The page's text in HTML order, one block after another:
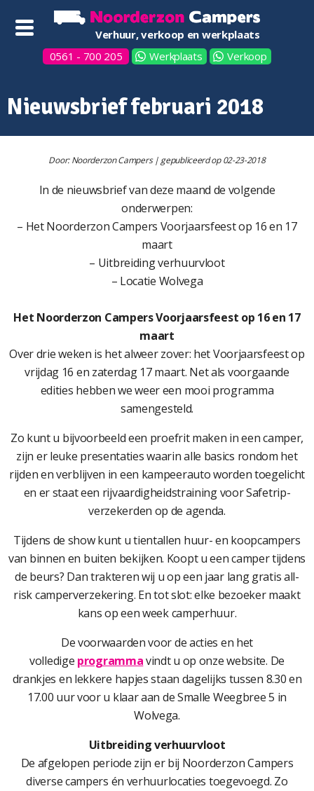
Verhuur, verkoop en werkplaats
0561 - 700 205
Werkplaats Verkoop
Nieuwsbrief februari 2018
Door: Noorderzon Campers | gepubliceerd op 02-23-2018
In de nieuwsbrief van deze maand de volgende
onderwerpen:
– Het Noorderzon Campers Voorjaarsfeest op 16 en 17
maart
– Uitbreiding verhuurvloot
– Locatie Wolvega
Het Noorderzon Campers Voorjaarsfeest op 16 en 17
maart
Over drie weken is het alweer zover: het Voorjaarsfeest op
vrijdag 16 en zaterdag 17 maart. Net als voorgaande
edities hebben we weer een mooi programma
samengesteld.
Zo kunt u bijvoorbeeld een proefrit maken in een camper,
zijn er leuke presentaties waarin alle basics rondom het
rijden en verblijven in een kampeerauto worden toegelicht
en er staat een rijvaardigheidstraining voor Safetrip-
verzekerden op de agenda.
Tijdens de show kunt u tientallen huur- en koopcampers
van binnen en buiten bekijken. Koopt u een camper tijdens
de beurs? Dan trakteren wij u op een jaar lang gratis all-
risk camperverzekering. En tot slot: elke bezoeker maakt
kans op een week camperhuur.
De voorwaarden voor de acties en het
volledige programmavindt u op onze website. De
drankjes en lekkere hapjes staan dagelijks tussen 8.30 en
17.00 uur voor u klaar aan de Smalle Weegbree 5 in
Wolvega.
Uitbreiding verhuurvloot
De afgelopen periode zijn er bij Noorderzon Campers
diverse campers én verhuurlocaties toegevoegd. Zo